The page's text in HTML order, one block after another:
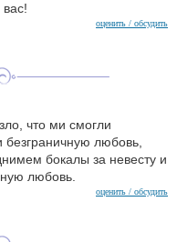
оценить / обсудить
что ми смогли
безграничную любовь,
бокалы за невесту и
любовь.
оценить / обсудить